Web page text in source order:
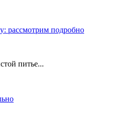
рассмотрим подробно
питье...